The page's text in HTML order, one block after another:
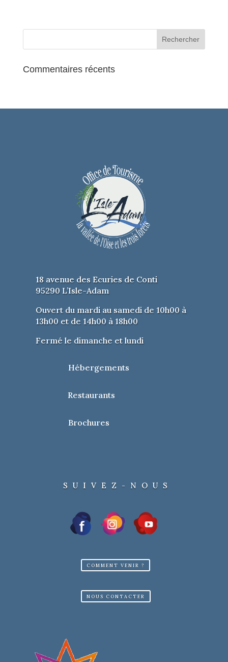
Commentaires récents
18 avenue des Ecuries de Conti
95290 L’Isle-Adam
Ouvert du mardi au samedi de 10h00 à
13h00 et de 14h00 à 18h00
Fermé le dimanche et lundi
Hébergements
Restaurants
Brochures
SUIVEZ-NOUS
COMMENT VENIR ?
NOUS CONTACTER